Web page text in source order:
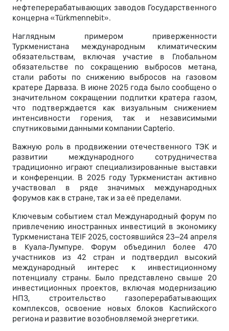
нефтеперерабатывающих заводов Государственного
концерна «Türkmennebit».
Наглядным примером приверженности
Туркменистана международным климатическим
обязательствам, включая участие в Глобальном
обязательстве по сокращению выбросов метана,
стали работы по снижению выбросов на газовом
кратере Дарваза. В июне 2025 года было сообщено о
значительном сокращении подпитки кратера газом,
что подтверждается как визуальным снижением
интенсивности горения, так и независимыми
спутниковыми данными компании Capterio.
Важную роль в продвижении отечественного ТЭК и
развитии международного сотрудничества
традиционно играют специализированные выставки
и конференции. В 2025 году Туркменистан активно
участвовал в ряде значимых международных
форумов как в стране, так и за её пределами.
Ключевым событием стал Международный форум по
привлечению иностранных инвестиций в экономику
Туркменистана TEIF 2025, состоявшийся 23–24 апреля
в Куала-Лумпуре. Форум объединил более 470
участников из 42 стран и подтвердил высокий
международный интерес к инвестиционному
потенциалу страны. Было представлено свыше 20
инвестиционных проектов, включая модернизацию
НПЗ, строительство газоперерабатывающих
комплексов, освоение новых блоков Каспийского
региона и развитие возобновляемой энергетики.